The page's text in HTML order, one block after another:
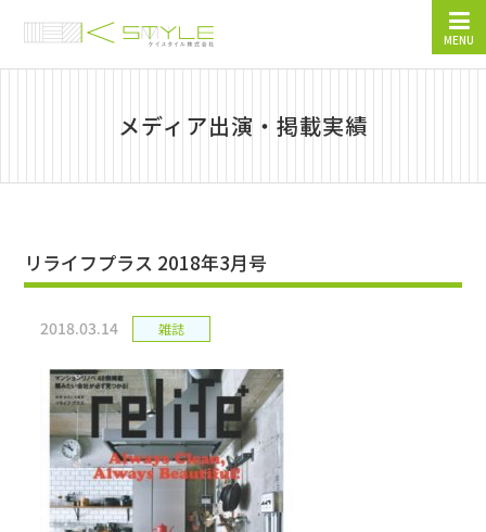
MENU
メディア出演・掲載実績
リライフプラス 2018年3月号
2018.03.14 雑誌